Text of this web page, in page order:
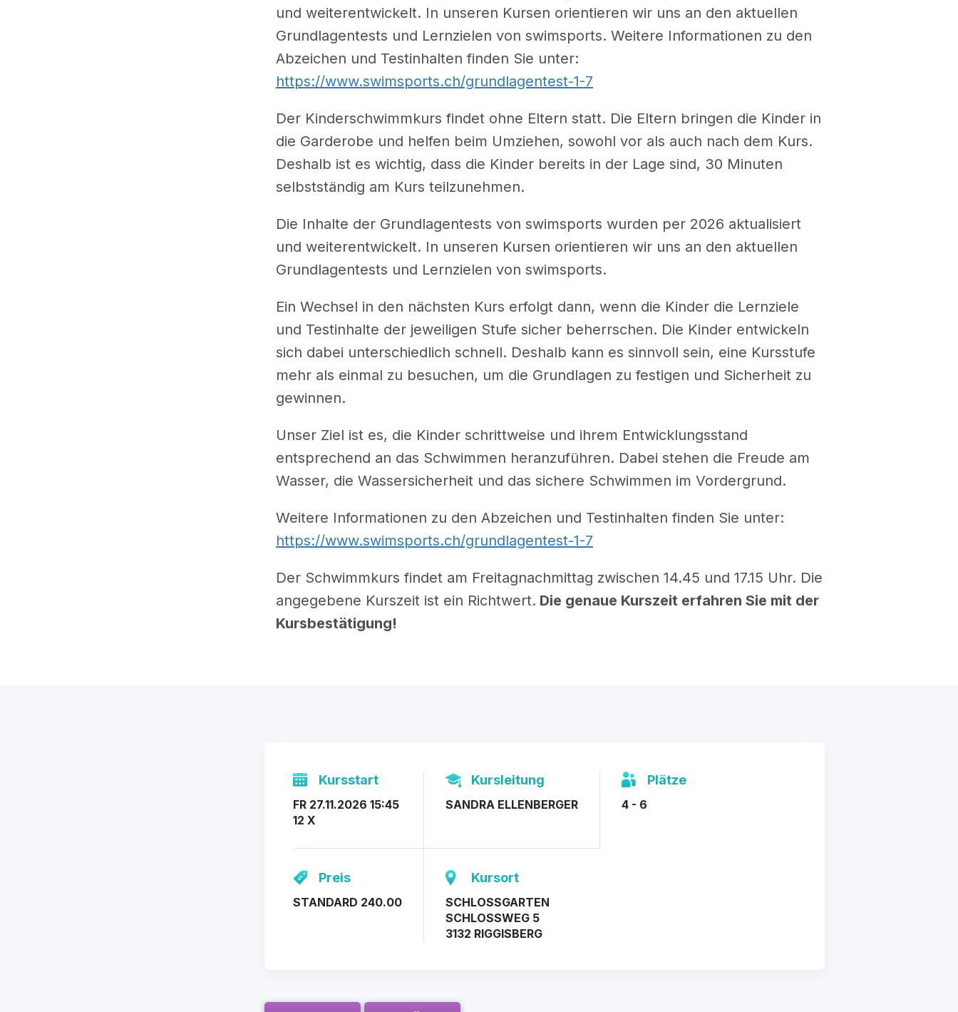
und weiterentwickelt. In unseren Kursen orientieren wir uns an den aktuellen
Grundlagentests und Lernzielen von swimsports. Weitere Informationen zu den
Abzeichen und Testinhalten finden Sie unter:
https://www.swimsports.ch/grundlagentest-1-7
Der Kinderschwimmkurs findet ohne Eltern statt. Die Eltern bringen die Kinder in
die Garderobe und helfen beim Umziehen, sowohl vor als auch nach dem Kurs.
Deshalb ist es wichtig, dass die Kinder bereits in der Lage sind, 30 Minuten
selbstständig am Kurs teilzunehmen.
Die Inhalte der Grundlagentests von swimsports wurden per 2026 aktualisiert
und weiterentwickelt. In unseren Kursen orientieren wir uns an den aktuellen
Grundlagentests und Lernzielen von swimsports.
Ein Wechsel in den nächsten Kurs erfolgt dann, wenn die Kinder die Lernziele
und Testinhalte der jeweiligen Stufe sicher beherrschen. Die Kinder entwickeln
sich dabei unterschiedlich schnell. Deshalb kann es sinnvoll sein, eine Kursstufe
mehr als einmal zu besuchen, um die Grundlagen zu festigen und Sicherheit zu
gewinnen.
Unser Ziel ist es, die Kinder schrittweise und ihrem Entwicklungsstand
entsprechend an das Schwimmen heranzuführen. Dabei stehen die Freude am
Wasser, die Wassersicherheit und das sichere Schwimmen im Vordergrund.
Weitere Informationen zu den Abzeichen und Testinhalten finden Sie unter:
https://www.swimsports.ch/grundlagentest-1-7
Der Schwimmkurs findet am Freitagnachmittag zwischen 14.45 und 17.15 Uhr. Die
angegebene Kurszeit ist ein Richtwert. Die genaue Kurszeit erfahren Sie mit der
Kursbestätigung!
Kursstart
FR 27.11.2026 15:45
12 X
Kursleitung
SANDRA ELLENBERGER
Plätze
4 - 6
Preis
STANDARD 240.00
Kursort
SCHLOSSGARTEN
SCHLOSSWEG 5
3132 RIGGISBERG